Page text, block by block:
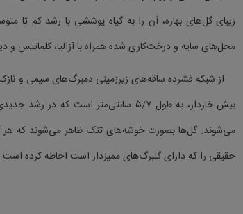
زیبای گل‌های بهاره، آن را به گیاه پوششی با رشد کم
محل‌های سایه و درخت‌کاری شده همراه با آزالیا، کلماتیس
از شبکه فشرده ساقه‌های زیرزمینی دمبرگ‌های سیمی و
بیش خاردار، به طول ۵/۷ سانتی‌متر است
حقیقی را که دارای گلبرگ‌های ممیزدار است احاطه کرده است.